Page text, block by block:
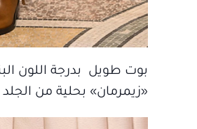
بوت طويل بدرجة اللون
«زيمرمان» بحلية من